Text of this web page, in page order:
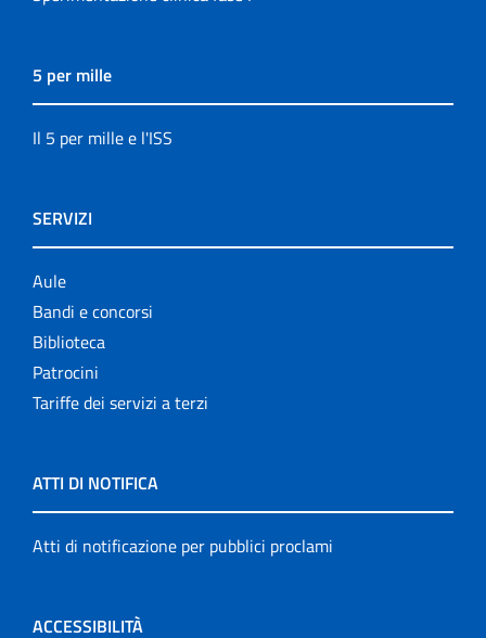
5 per mille
Il 5 per mille e l'ISS
SERVIZI
Aule
Bandi e concorsi
Biblioteca
Patrocini
Tariffe dei servizi a terzi
ATTI DI NOTIFICA
Atti di notificazione per pubblici proclami
ACCESSIBILITÀ